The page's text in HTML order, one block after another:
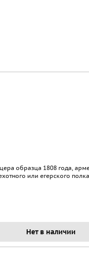
образца 1808 года,
или егерского
Нет в наличии